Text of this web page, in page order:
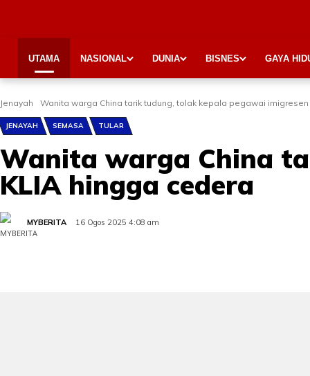
UTAMA NASIONAL DUNIA BISNES GAYA
Jenayah Wanita warga China tarik tudung, tolak kepala pegawai
JENAYAH SEMASA TULAR
Wanita warga China
KLIA hingga cedera
MYBERITA 16 Ogos 2025 4:08 am